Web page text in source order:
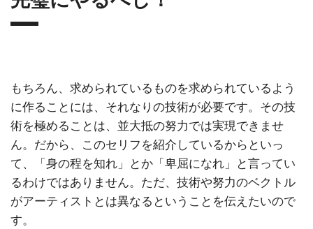
もちろん、求められているものを求められているよう
に作ることには、それなりの技術が必要です。その技
術を極めることは、並大抵の努力では実現できませ
ん。だから、このセリフを紹介しているからといっ
て、「身の程を知れ」とか「卑屈になれ」と言ってい
るわけではありません。ただ、技術や努力のベクトル
がアーティストとは異なるということを伝えたいので
す。